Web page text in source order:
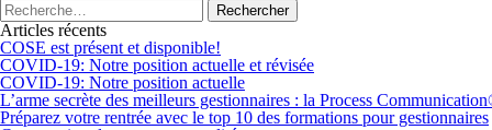
Articles récents
COSE est présent et disponible!
COVID-19: Notre position actuelle et révisée
COVID-19: Notre position actuelle
L’arme secrète des meilleurs gestionnaires : la Process
Préparez votre rentrée avec le top 10 des formations pour gestionnaires